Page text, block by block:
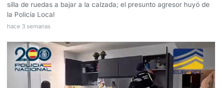
silla de ruedas a bajar a la calzada; el presunto agresor huyó de
la Policía Local
hace 3 semanas